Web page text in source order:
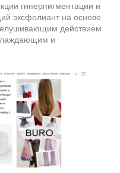
гиперпигментации и
эксфолиант на основе
действием
и